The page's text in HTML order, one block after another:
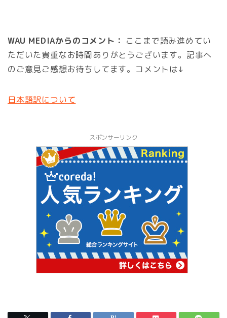
WAU MEDIAからのコメント： ここまで読み進めてい
ただいた貴重なお時間ありがとうございます。記事へ
のご意見ご感想お待ちしてます。コメントは↓
日本語訳について
スポンサーリンク